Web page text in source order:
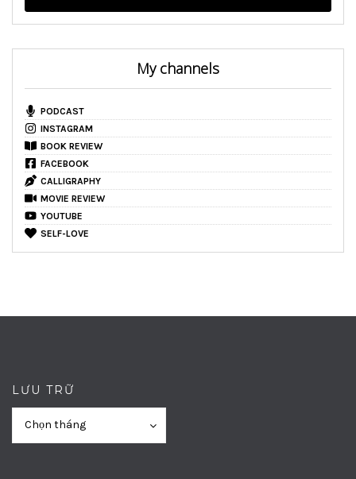
My channels
PODCAST
INSTAGRAM
BOOK REVIEW
FACEBOOK
CALLIGRAPHY
MOVIE REVIEW
YOUTUBE
SELF-LOVE
LƯU TRỮ
Chọn tháng